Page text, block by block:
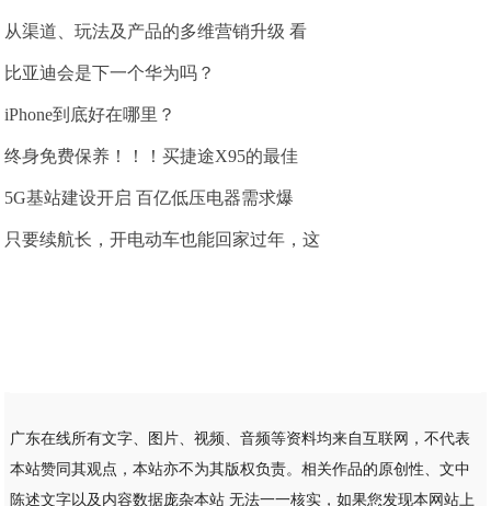
从渠道、玩法及产品的多维营销升级 看
比亚迪会是下一个华为吗？
iPhone到底好在哪里？
终身免费保养！！！买捷途X95的最佳
5G基站建设开启 百亿低压电器需求爆
只要续航长，开电动车也能回家过年，这
广东在线所有文字、图片、视频、音频等资料均来自互联网，不代表
本站赞同其观点，本站亦不为其版权负责。相关作品的原创性、文中
陈述文字以及内容数据庞杂本站 无法一一核实，如果您发现本网站上